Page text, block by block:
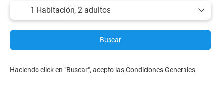
1 Habitación, 2 adultos
Buscar
Haciendo click en "Buscar", acepto lasCondiciones Generales